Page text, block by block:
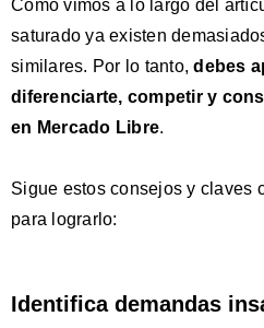
Como vimos a lo largo del
saturado ya existen
similares. Por lo tanto,debes
diferenciarte, competir y
en Mercado Libre.
Sigue estos consejos y claves
para lograrlo:
Identifica demandas